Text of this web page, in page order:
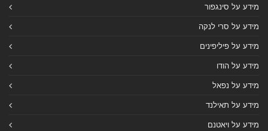
מידע על סינגפור
מידע על סרי לנקה
מידע על פיליפינים
מידע על הודו
מידע על נפאל
מידע על תאילנד
מידע על ויאטנם